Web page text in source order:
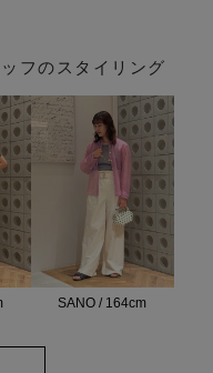
フのスタイリング
SANO / 164cm